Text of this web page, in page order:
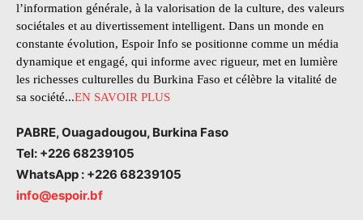
l’information générale, à la valorisation de la culture, des valeurs
sociétales et au divertissement intelligent. Dans un monde en
constante évolution, Espoir Info se positionne comme un média
dynamique et engagé, qui informe avec rigueur, met en lumière
les richesses culturelles du Burkina Faso et célèbre la vitalité de
sa société...EN SAVOIR PLUS
PABRE, Ouagadougou, Burkina Faso
Tel: +226 68239105
WhatsApp : +226 68239105
info@espoir.bf